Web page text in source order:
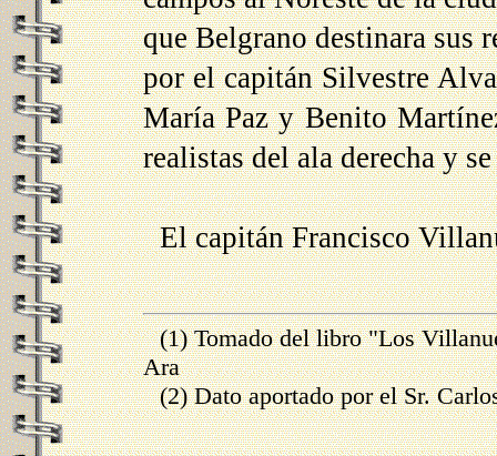
que Belgrano destinara sus
por el capitán Silvestre
María Paz y Benito
realistas del ala derecha y
El capitán Francisco
(1) Tomado del libro "Los
Ara
(2) Dato aportado por el Sr.